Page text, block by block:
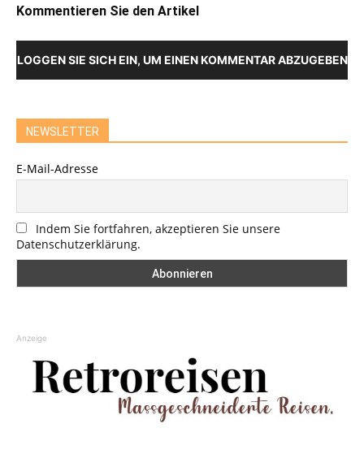
Kommentieren Sie den Artikel
LOGGEN SIE SICH EIN, UM EINEN KOMMENTAR ABZUGEBEN
NEWSLETTER
E-Mail-Adresse
Indem Sie fortfahren, akzeptieren Sie unsere
Datenschutzerklärung.
Anzeige